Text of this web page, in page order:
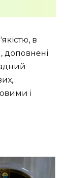
в
доповнені
і